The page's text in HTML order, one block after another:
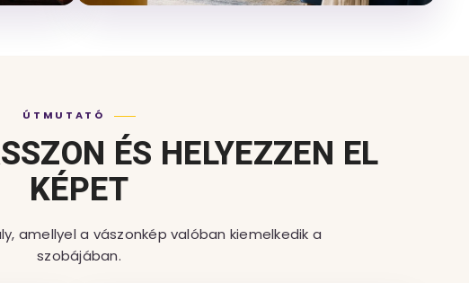
ÚTMUTATÓ
ÉS HELYEZZEN EL
KÉPET
amellyel a vászonkép valóban kiemelkedik a
szobájában.